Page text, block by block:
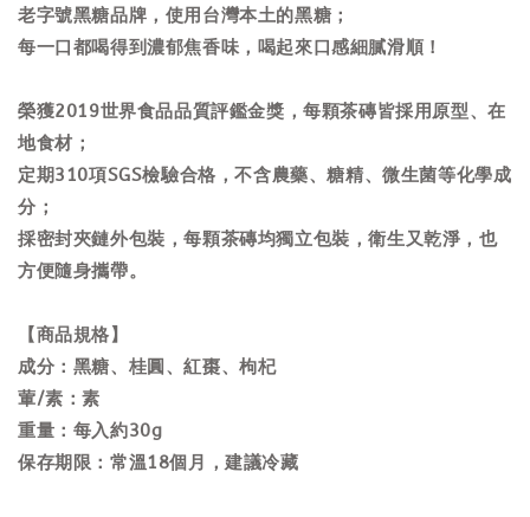
老字號黑糖品牌，使用台灣本土的黑糖；
每一口都喝得到濃郁焦香味，喝起來口感細膩滑順！
榮獲2019世界食品品質評鑑金獎，每顆茶磚皆採用原型、在
地食材；
定期310項SGS檢驗合格，不含農藥、糖精、微生菌等化學成
分；
採密封夾鏈外包裝，每顆茶磚均獨立包裝，衛生又乾淨，也
方便隨身攜帶。
【商品規格】
成分：黑糖、桂圓、紅棗、枸杞
葷/素：素
重量：每入約30g
保存期限：常溫18個月，建議冷藏